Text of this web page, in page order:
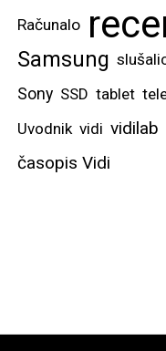
Računalo
Samsung
Sony SSD tablet
Uvodnik vidi vidilab
časopis Vidi